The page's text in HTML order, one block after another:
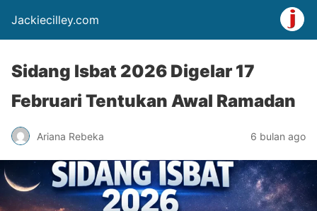
Jackiecilley.com
Sidang Isbat 2026 Digelar 17
Februari Tentukan Awal Ramadan
Ariana Rebeka 6 bulan ago